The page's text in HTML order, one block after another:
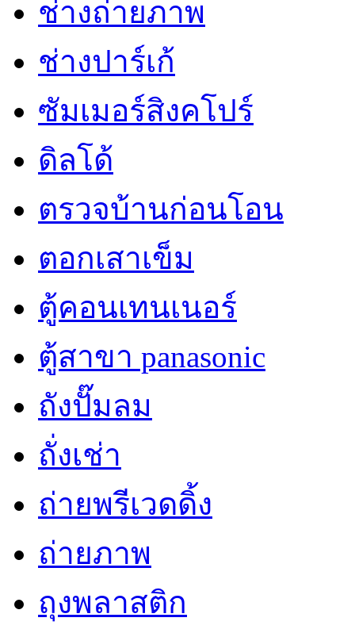
ช่างถ่ายภาพ
ช่างปาร์เก้
ซัมเมอร์สิงคโปร์
ดิลโด้
ตรวจบ้านก่อนโอน
ตอกเสาเข็ม
ตู้คอนเทนเนอร์
ตู้สาขา panasonic
ถังปั๊มลม
ถั่งเช่า
ถ่ายพรีเวดดิ้ง
ถ่ายภาพ
ถุงพลาสติก